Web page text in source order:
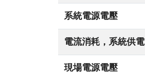
系統電源電壓
電流消耗，系統供電
現場電源電壓